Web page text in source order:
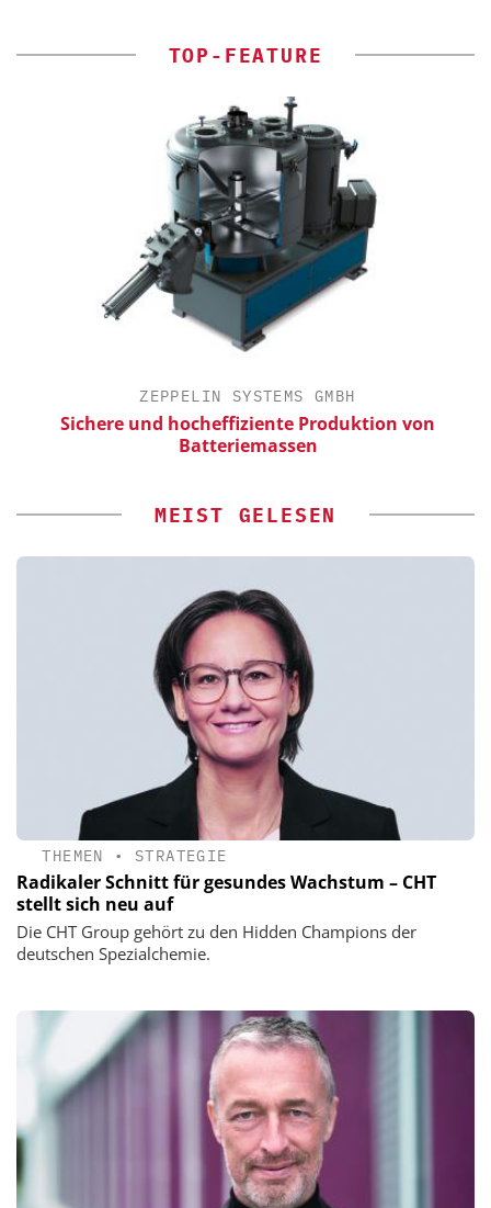
TOP-FEATURE
ZEPPELIN SYSTEMS GMBH
Sichere und hocheffiziente Produktion von
Batteriemassen
MEIST GELESEN
THEMEN • STRATEGIE
Radikaler Schnitt für gesundes Wachstum – CHT
stellt sich neu auf
Die CHT Group gehört zu den Hidden Champions der
deutschen Spezialchemie.